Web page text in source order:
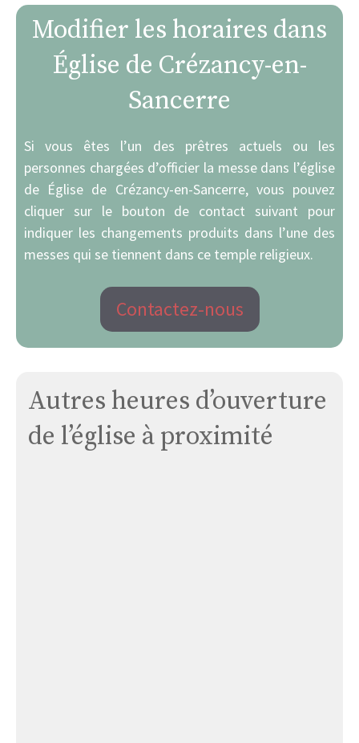
Modifier les horaires dans
Église de Crézancy-en-
Sancerre
Si vous êtes l’un des prêtres actuels ou les
personnes chargées d’officier la messe dans l’église
de Église de Crézancy-en-Sancerre, vous pouvez
cliquer sur le bouton de contact suivant pour
indiquer les changements produits dans l’une des
messes qui se tiennent dans ce temple religieux.
Contactez-nous
Autres heures d’ouverture
de l’église à proximité